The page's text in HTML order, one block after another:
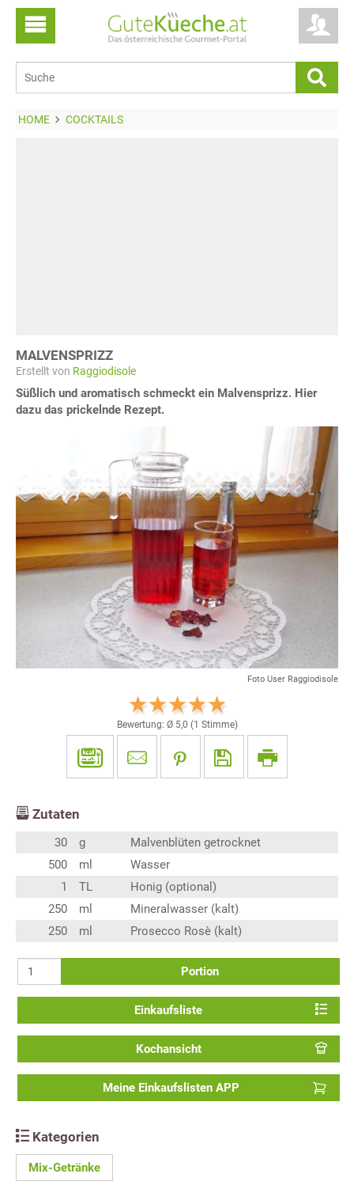
HOME COCKTAILS
MALVENSPRIZZ
Erstellt von Raggiodisole
Süßlich und aromatisch schmeckt ein Malvensprizz. Hier
dazu das prickelnde Rezept.
Foto User Raggiodisole
Bewertung: Ø 5,0 (1 Stimme)
Zutaten
30 g
Malvenblüten getrocknet
500
ml
Wasser
1
TL
Honig (optional)
250
ml
Mineralwasser (kalt)
250
ml Prosecco Rosè (kalt)
Portion
Einkaufsliste
Kochansicht
Meine Einkaufslisten APP
Kategorien
Mix-Getränke